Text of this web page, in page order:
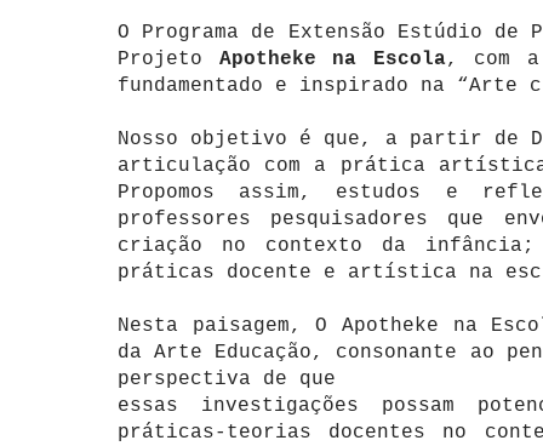
O Programa de Extensão Estúdio de
Projeto Apotheke na Escola, com
fundamentado e inspirado na “Arte
Nosso objetivo é que, a partir de
articulação com a prática
Propomos assim, estudos e
professores pesquisadores que
criação no contexto da
práticas docente e artística na
Nesta paisagem, O Apotheke na
da Arte Educação, consonante ao
perspectiva de que
essas investigações possam
práticas-teorias docentes no